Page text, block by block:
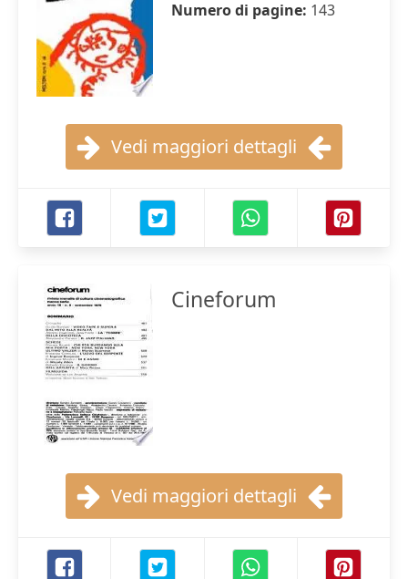
Numero di pagine: 143
Vedi maggiori dettagli
Cineforum
Vedi maggiori dettagli